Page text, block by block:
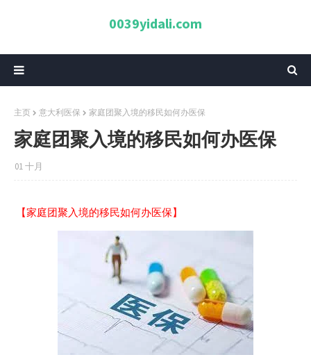
0039yidali.com
主页 意大利医保 家庭团聚入境的移民如何办医保
家庭团聚入境的移民如何办医保
01 十月
【家庭团聚入境的移民如何办医保】